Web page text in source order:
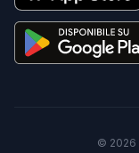
© 2026